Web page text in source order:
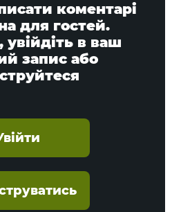
коментарі
для гостей.
увійдіть в ваш
запис або